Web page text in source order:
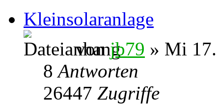
Kleinsolaranlage
vonjb79 » Mi
8Antworten
26447 Zugriffe